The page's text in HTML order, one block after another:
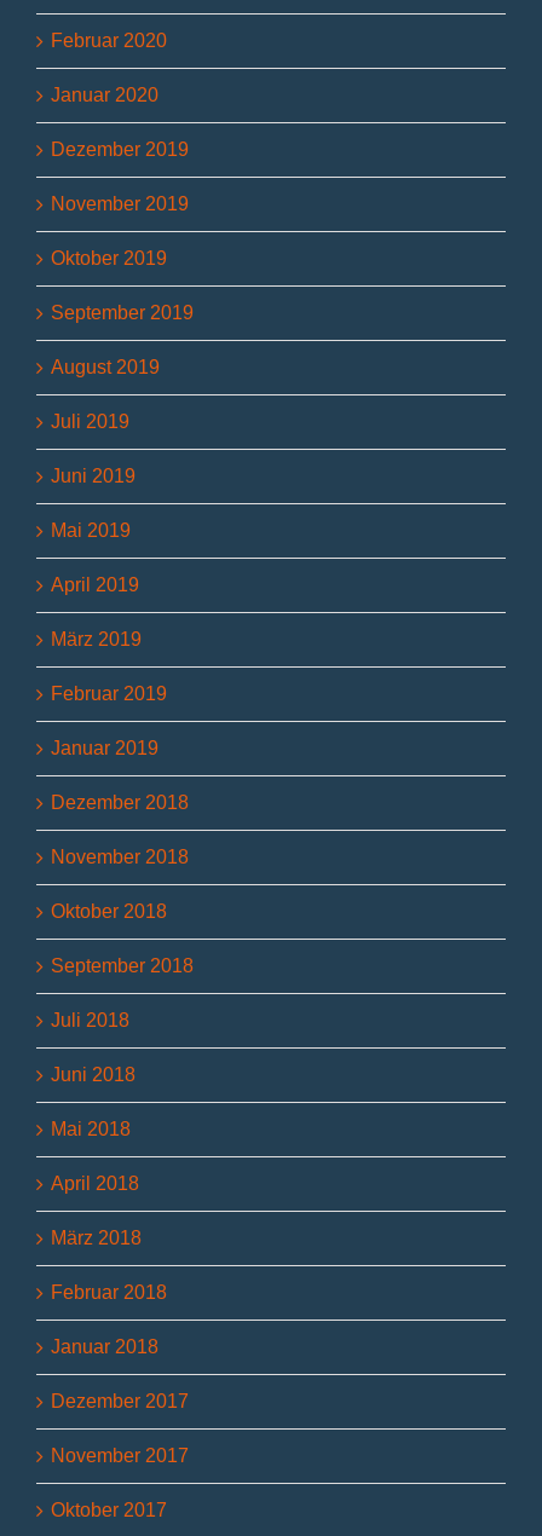
Februar 2020
Januar 2020
Dezember 2019
November 2019
Oktober 2019
September 2019
August 2019
Juli 2019
Juni 2019
Mai 2019
April 2019
März 2019
Februar 2019
Januar 2019
Dezember 2018
November 2018
Oktober 2018
September 2018
Juli 2018
Juni 2018
Mai 2018
April 2018
März 2018
Februar 2018
Januar 2018
Dezember 2017
November 2017
Oktober 2017